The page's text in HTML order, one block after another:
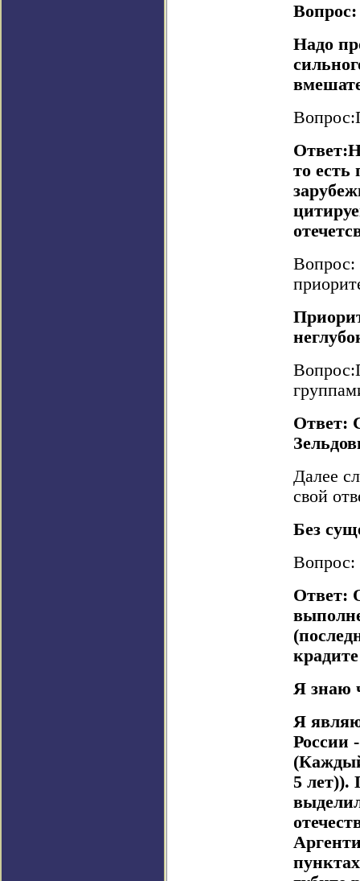
Надо
то есть
Вопрос:
Ответ:
Далее
свой
Без
Вопрос:
Ответ:
Я знаю
Я
России
5 лет)).